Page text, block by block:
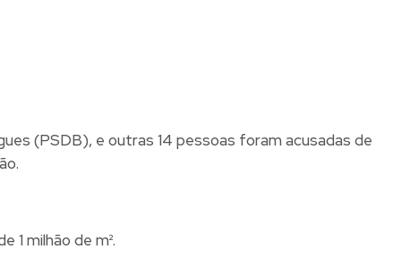
(PSDB), e outras 14 pessoas foram acusadas de
1 milhão de m².